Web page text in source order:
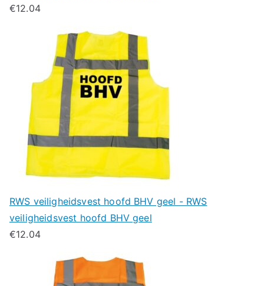
€12.04
RWS veiligheidsvest hoofd BHV geel - RWS
veiligheidsvest hoofd BHV geel
€12.04